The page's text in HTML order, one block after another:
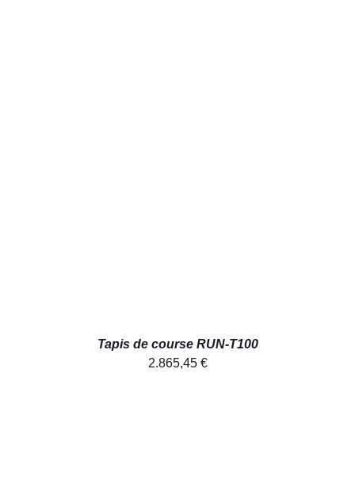
Tapis de course RUN-T100
2.865,45 €